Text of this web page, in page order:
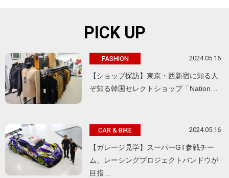
PICK UP
FASHION 2024.05.16
【ショップ探訪】東京・西新宿に知る人
ぞ知る韓国セレクトショップ「Nation…
CAR & BIKE 2024.05.16
【ガレージ見学】スーパーGT参戦チー
ム、レーシングプロジェクトバンドウが
目指…